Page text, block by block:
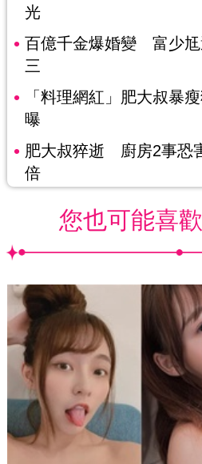
光
百億千金爆婚變 富少尪
三
「料理網紅」肥大叔暴
曝
肥大叔猝逝 廚房2事恐
倍
您也可能喜